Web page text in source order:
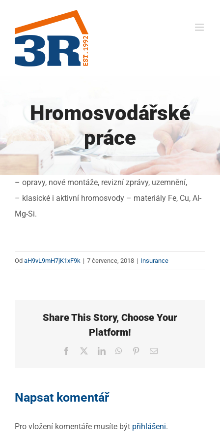
obsah
Hromosvodářské
práce
– opravy, nové montáže, revizní zprávy, uzemnění,
– klasické i aktivní hromosvody – materiály Fe, Cu, Al-
Mg-Si.
Od aH9vL9mH7jK1xF9k | 7 července, 2018 | Insurance
Share This Story, Choose Your
Platform!
Facebook LinkedInWhatsApp
Pinterest
E-
Napsat komentář
Pro vložení komentáře musíte být přihlášeni.